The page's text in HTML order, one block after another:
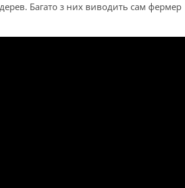
Багато з них виводить сам фермер